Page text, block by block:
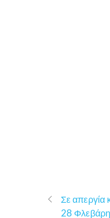
Σε απεργία
28 Φλεβάρη